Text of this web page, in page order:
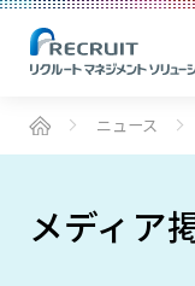
ニュース
メディア